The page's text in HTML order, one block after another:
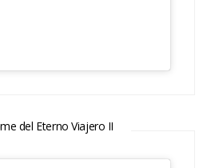
del Eterno Viajero II